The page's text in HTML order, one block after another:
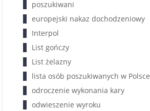
poszukiwani
europejski nakaz dochodzeniowy
Interpol
List gończy
List żelazny
lista osób poszukiwanych w Polsce
odroczenie wykonania kary
odwieszenie wyroku